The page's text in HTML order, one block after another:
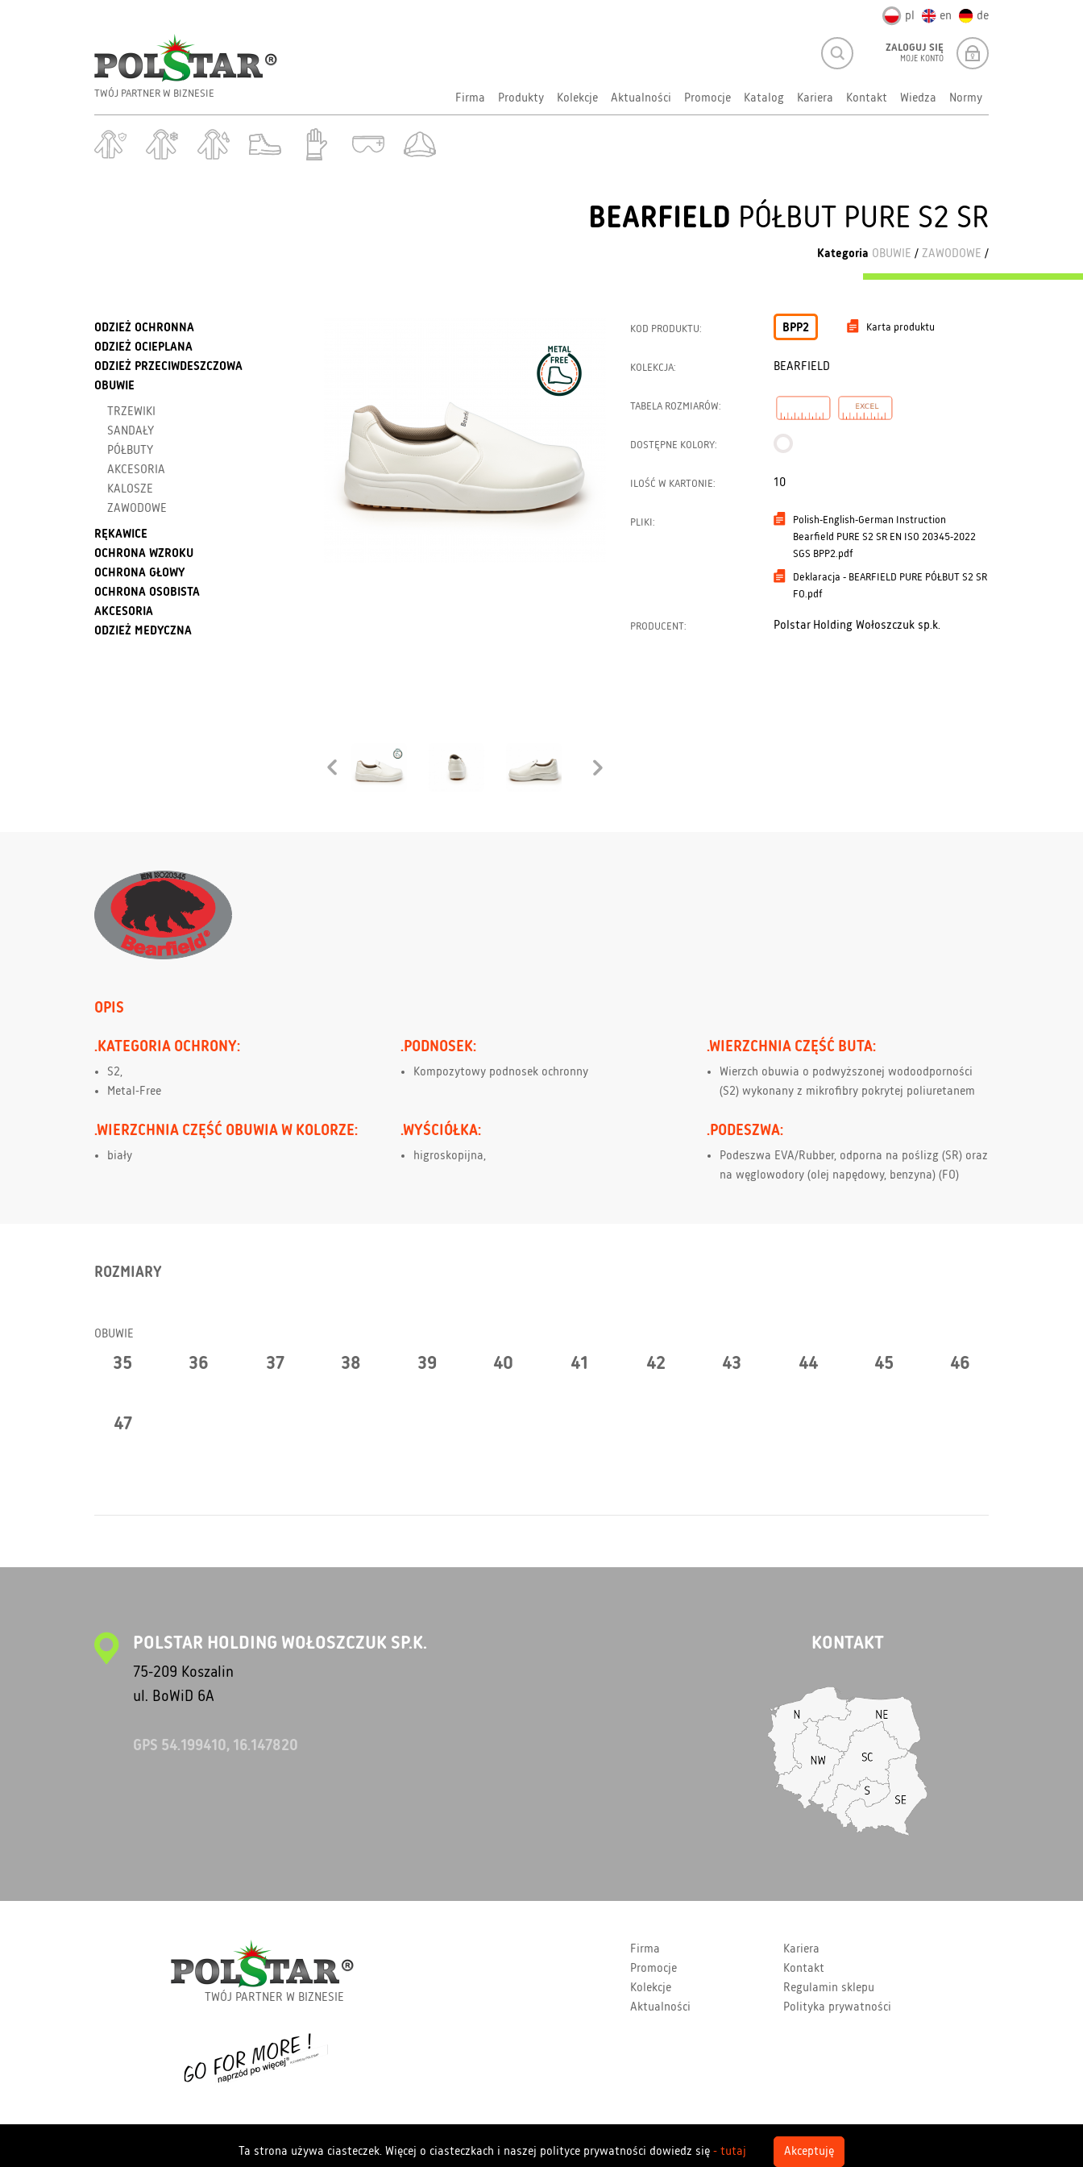
Ta strona używa ciasteczek. Więcej o ciasteczkach i naszej polityce prywatności dowiedz się - tutaj Akceptuję
pl en de
TWÓJ PARTNER W BIZNESIE
ZALOGUJ SIĘ
MOJE KONTO
Firma Produkty Kolekcje Aktualności Promocje Katalog Kariera Kontakt Wiedza Normy
BEARFIELD PÓŁBUT PURE S2 SR
Kategoria OBUWIE / ZAWODOWE /
ODZIEŻ OCHRONNA
ODZIEŻ OCIEPLANA
ODZIEŻ PRZECIWDESZCZOWA
OBUWIE
TRZEWIKI
SANDAŁY
PÓŁBUTY
AKCESORIA
KALOSZE
ZAWODOWE
RĘKAWICE
OCHRONA WZROKU
OCHRONA GŁOWY
OCHRONA OSOBISTA
AKCESORIA
ODZIEŻ MEDYCZNA
KOD PRODUKTU: BPP2 Karta produktu
KOLEKCJA: BEARFIELD
TABELA ROZMIARÓW:
DOSTĘPNE KOLORY:
ILOŚĆ W KARTONIE: 10
PLIKI:
Polish-English-German Instruction
Bearfield PURE S2 SR EN ISO 20345-2022
SGS BPP2.pdf
Deklaracja - BEARFIELD PURE PÓŁBUT S2 SR
FO.pdf
PRODUCENT: Polstar Holding Wołoszczuk sp.k.
OPIS
.KATEGORIA OCHRONY:
S2,
Metal-Free
.PODNOSEK:
Kompozytowy podnosek ochronny
.WIERZCHNIA CZĘŚĆ BUTA:
Wierzch obuwia o podwyższonej wodoodporności
(S2) wykonany z mikrofibry pokrytej poliuretanem
.WIERZCHNIA CZĘŚĆ OBUWIA W KOLORZE:
biały
.WYŚCIÓŁKA:
higroskopijna,
.PODESZWA:
Podeszwa EVA/Rubber, odporna na poślizg (SR) oraz
na węglowodory (olej napędowy, benzyna) (FO)
ROZMIARY
OBUWIE
35 36 37 38 39 40 41 42 43 44 45 46
47
POLSTAR HOLDING WOŁOSZCZUK SP.K.
75-209 Koszalin
ul. BoWiD 6A
GPS 54.199410, 16.147820
KONTAKT
TWÓJ PARTNER W BIZNESIE
Firma
Promocje
Kolekcje
Aktualności
Kariera
Kontakt
Regulamin sklepu
Polityka prywatności